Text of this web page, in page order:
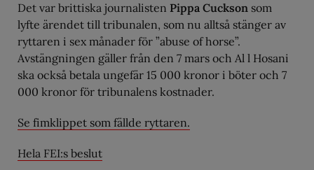
Det var brittiska journalisten Pippa Cuckson som
lyfte ärendet till tribunalen, som nu alltså stänger av
ryttaren i sex månader för ”abuse of horse”.
Avstängningen gäller från den 7 mars och Al l Hosani
ska också betala ungefär 15 000 kronor i böter och 7
000 kronor för tribunalens kostnader.
Se fimklippet som fällde ryttaren.
Hela FEI:s beslut